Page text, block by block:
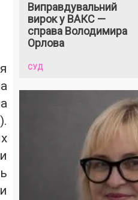
Виправдувальний
вирок у ВАКС —
справа Володимира
Орлова
СУД